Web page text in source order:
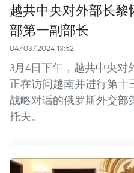
越共中央对外部长
部第一副部长
04/03/2024 13:52
3月4日下午，越共中央对
正在访问越南并进行第十
战略对话的俄罗斯外交部
托夫。